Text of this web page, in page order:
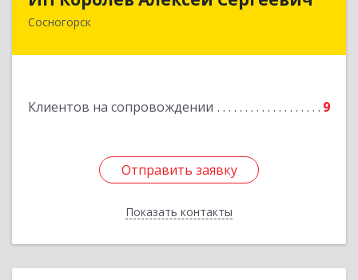
Сосногорск
Клиентов на сопровождении 9
Отправить заявку
Показать контакты
169500, Коми Респ, Сосногорск г, Советская ул,
Отправить заявку
Назад